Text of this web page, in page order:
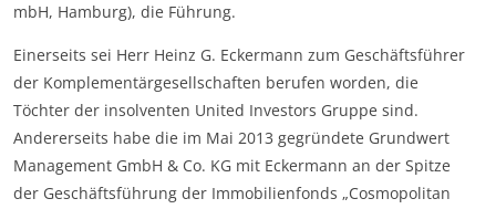
mbH, Hamburg), die Führung.
Einerseits sei Herr Heinz G. Eckermann zum Geschäftsführer
der Komplementärgesellschaften berufen worden, die
Töchter der insolventen United Investors Gruppe sind.
Andererseits habe die im Mai 2013 gegründete Grundwert
Management GmbH & Co. KG mit Eckermann an der Spitze
der Geschäftsführung der Immobilienfonds „Cosmopolitan